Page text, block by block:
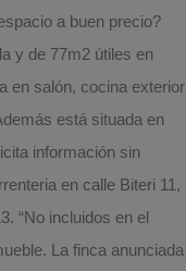
a buen precio?
y de 77m2 útiles en
en salón, cocina exterior
está situada en
información sin
en calle Biteri 11,
“No incluidos en el
La finca anunciada